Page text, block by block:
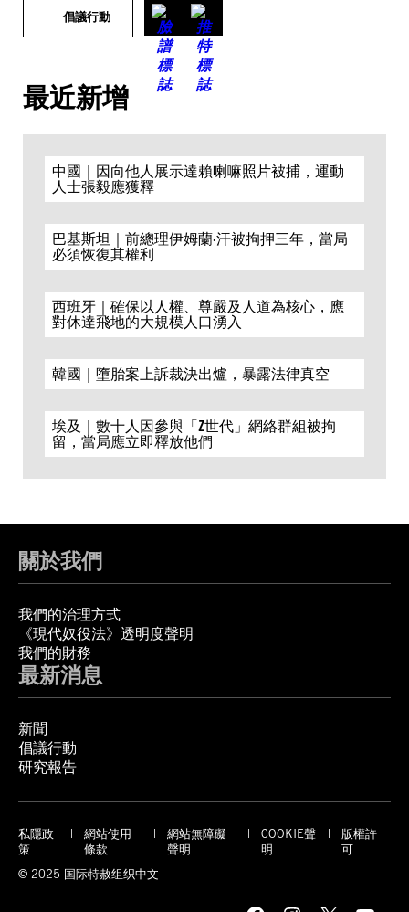
倡議行動
最近新增
中國｜因向他人展示達賴喇嘛照片被捕，運動
人士張毅應獲釋
巴基斯坦｜前總理伊姆蘭·汗被拘押三年，當局
必須恢復其權利
西班牙｜確保以人權、尊嚴及人道為核心，應
對休達飛地的大規模人口湧入
韓國｜墮胎案上訴裁決出爐，暴露法律真空
埃及｜數十人因參與「Z世代」網絡群組被拘
留，當局應立即釋放他們
關於我們
我們的治理方式
《現代奴役法》透明度聲明
我們的財務
最新消息
新聞
倡議行動
研究報告
私隱政
策
網站使用
條款
網站無障礙
聲明
COOKIE聲
明
版權許
可
© 2025 国际特赦组织中文